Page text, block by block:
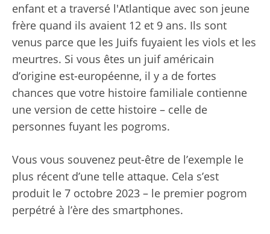
enfant et a traversé l'Atlantique avec son jeune
frère quand ils avaient 12 et 9 ans. Ils sont
venus parce que les Juifs fuyaient les viols et les
meurtres. Si vous êtes un juif américain
d’origine est-européenne, il y a de fortes
chances que votre histoire familiale contienne
une version de cette histoire – celle de
personnes fuyant les pogroms.
Vous vous souvenez peut-être de l’exemple le
plus récent d’une telle attaque. Cela s’est
produit le 7 octobre 2023 – le premier pogrom
perpétré à l’ère des smartphones.